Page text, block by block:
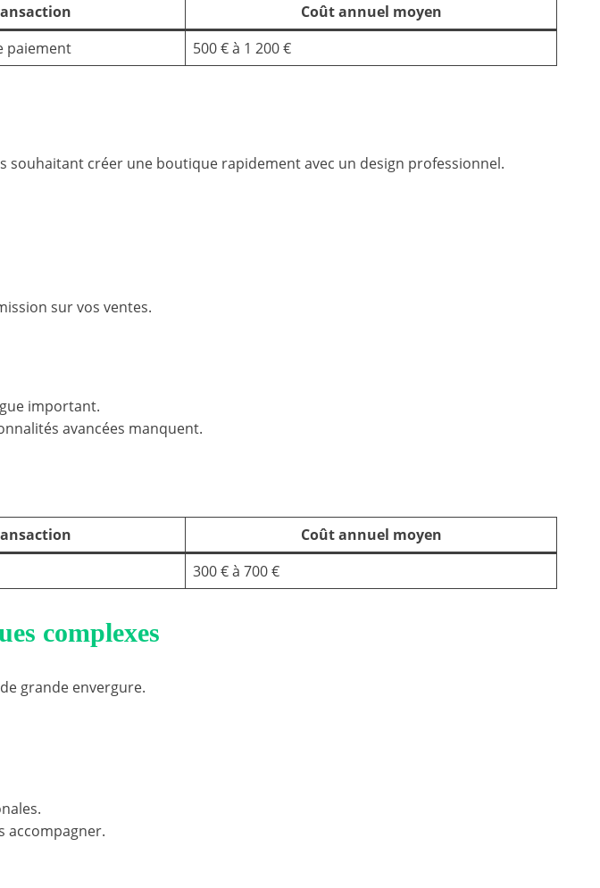
Coût annuel moyen
paiement 500 € à 1 200 €
créer une boutique rapidement avec un design professionnel.
sur vos ventes.
important.
avancées manquent.
Coût annuel moyen
300 € à 700 €
complexes
grande envergure.
accompagner.